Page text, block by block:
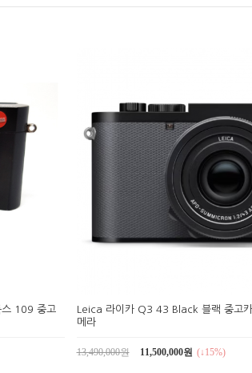
109 중고
Leica 라이카 Q3 43 Black 블랙 중고
메라
13,490,000원 11,500,000원 (↓15%)